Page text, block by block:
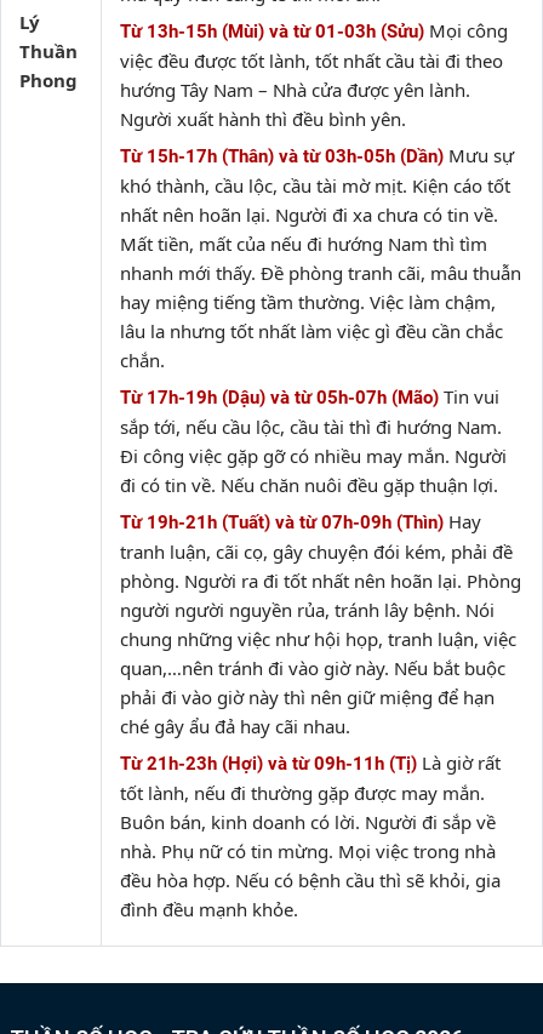
Lý
Thuần
Phong
Từ 13h-15h (Mùi) và từ 01-03h (Sửu) Mọi công
việc đều được tốt lành, tốt nhất cầu tài đi theo
hướng Tây Nam – Nhà cửa được yên lành.
Người xuất hành thì đều bình yên.
Từ 15h-17h (Thân) và từ 03h-05h (Dần) Mưu sự
khó thành, cầu lộc, cầu tài mờ mịt. Kiện cáo tốt
nhất nên hoãn lại. Người đi xa chưa có tin về.
Mất tiền, mất của nếu đi hướng Nam thì tìm
nhanh mới thấy. Đề phòng tranh cãi, mâu thuẫn
hay miệng tiếng tầm thường. Việc làm chậm,
lâu la nhưng tốt nhất làm việc gì đều cần chắc
chắn.
Từ 17h-19h (Dậu) và từ 05h-07h (Mão) Tin vui
sắp tới, nếu cầu lộc, cầu tài thì đi hướng Nam.
Đi công việc gặp gỡ có nhiều may mắn. Người
đi có tin về. Nếu chăn nuôi đều gặp thuận lợi.
Từ 19h-21h (Tuất) và từ 07h-09h (Thìn) Hay
tranh luận, cãi cọ, gây chuyện đói kém, phải đề
phòng. Người ra đi tốt nhất nên hoãn lại. Phòng
người người nguyền rủa, tránh lây bệnh. Nói
chung những việc như hội họp, tranh luận, việc
quan,…nên tránh đi vào giờ này. Nếu bắt buộc
phải đi vào giờ này thì nên giữ miệng để hạn
ché gây ẩu đả hay cãi nhau.
Từ 21h-23h (Hợi) và từ 09h-11h (Tị) Là giờ rất
tốt lành, nếu đi thường gặp được may mắn.
Buôn bán, kinh doanh có lời. Người đi sắp về
nhà. Phụ nữ có tin mừng. Mọi việc trong nhà
đều hòa hợp. Nếu có bệnh cầu thì sẽ khỏi, gia
đình đều mạnh khỏe.